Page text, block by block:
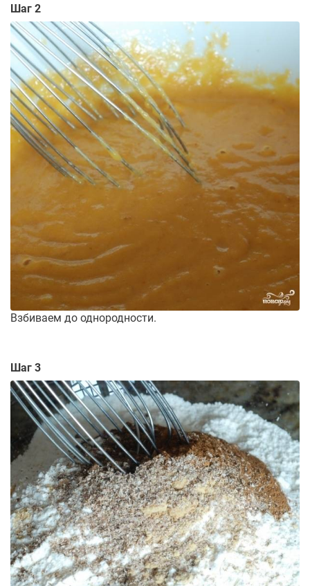
Шаг 2
Взбиваем до однородности.
Шаг 3